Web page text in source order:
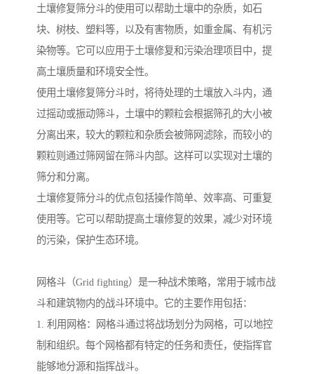
土壤修复筛分斗的使用可以帮助土壤中的杂质，如石
块、树枝、塑料等，以及有害物质，如重金属、有机污
染物等。它可以应用于土壤修复和污染治理项目中，提
高土壤质量和环境安全性。
使用土壤修复筛分斗时，将待处理的土壤放入斗内，通
过摇动或振动筛斗，土壤中的颗粒会根据筛孔的大小被
分离出来，较大的颗粒和杂质会被筛网滤除，而较小的
颗粒则通过筛网留在筛斗内部。这样可以实现对土壤的
筛分和分离。
土壤修复筛分斗的优点包括操作简单、效率高、可重复
使用等。它可以帮助提高土壤修复的效果，减少对环境
的污染，保护生态环境。
网格斗（Grid fighting）是一种战术策略，常用于城市战
斗和建筑物内的战斗环境中。它的主要作用包括：
1. 利用网格：网格斗通过将战场划分为网格，可以地控
制和组织。每个网格都有特定的任务和责任，使指挥官
能够地分源和指挥战斗。